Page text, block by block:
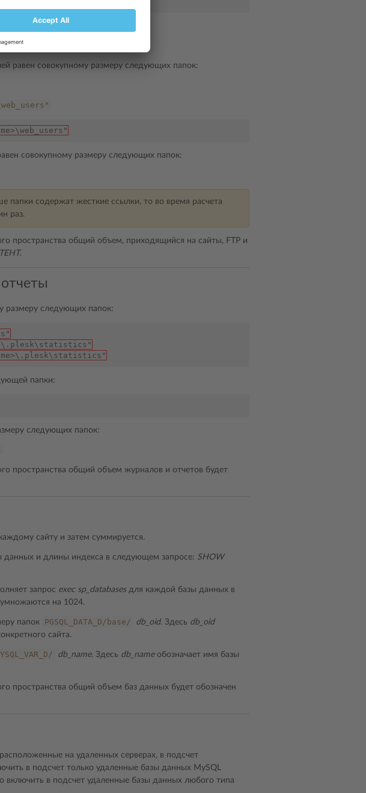
размеру следующих папок:
равен совокупному размеру следующих папок:
совокупному размеру следующих папок:
папки содержат жесткие ссылки, то во время расчета
раз.
пространства общий объем, приходящийся на сайты, FTP и
.
размеру следующих папок:
папки:
следующих папок:
пространства общий объем журналов и отчетов будет
сайту и затем суммируется.
данных и длины индекса в следующем запросе: SHOW
запрос exec sp_databasesдля каждой базы данных в
умножаются на 1024.
папок PGSQL_DATA_D/base/ db_oid. Здесь db_oid
сайта.
db_name. Здесь db_nameобозначает имя базы
пространства общий объем баз данных будет обозначен
на удаленных серверах, в подсчет
в подсчет только удаленные базы данных MySQL
включить в подсчет удаленные базы данных любого типа